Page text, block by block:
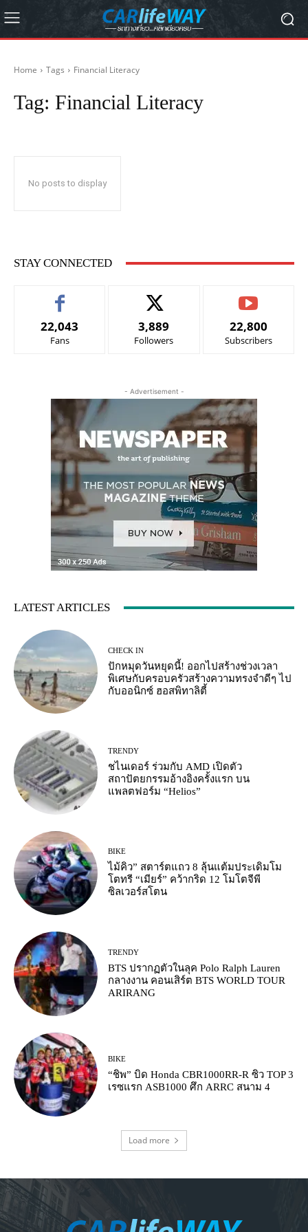
Home Tags Financial Literacy
Tag: Financial Literacy
No posts to display
STAY CONNECTED
22,043
Fans
3,889
Followers
22,800
Subscribers
- Advertisement -
LATEST ARTICLES
CHECK IN
ปักหมุดวันหยุดนี้! ออกไปสร้างช่วงเวลา
พิเศษกับครอบครัวสร้างความทรงจำดีๆ ไป
กับออนิกซ์ ฮอสพิทาลิตี้
TRENDY
ชไนเดอร์ ร่วมกับ AMD เปิดตัว
สถาปัตยกรรมอ้างอิงครั้งแรก บน
แพลตฟอร์ม “Helios”
BIKE
ไม้คิว” สตาร์ตแถว 8 ลุ้นแต้มประเดิมโม
โตทรี “เมียร์” คว้ากริด 12 โมโตจีพี
ซิลเวอร์สโตน
TRENDY
BTS ปรากฏตัวในลุค Polo Ralph Lauren
กลางงาน คอนเสิร์ต BTS WORLD TOUR
ARIRANG
BIKE
“ชิพ” บิด Honda CBR1000RR-R ซิว TOP 3
เรซแรก ASB1000 ศึก ARRC สนาม 4
Load more